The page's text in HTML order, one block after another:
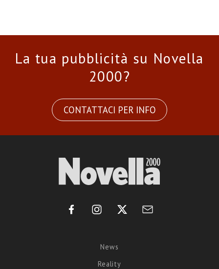
La tua pubblicità su Novella
2000?
CONTATTACI PER INFO
News
Reality